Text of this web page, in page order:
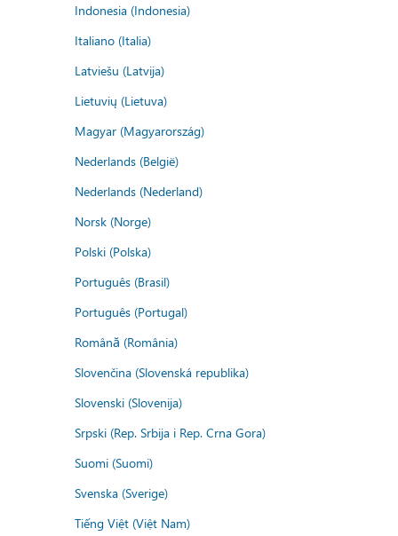
Indonesia (Indonesia)
Italiano (Italia)
Latviešu (Latvija)
Lietuvių (Lietuva)
Magyar (Magyarország)
Nederlands (België)
Nederlands (Nederland)
Norsk (Norge)
Polski (Polska)
Português (Brasil)
Português (Portugal)
Română (România)
Slovenčina (Slovenská republika)
Slovenski (Slovenija)
Srpski (Rep. Srbija i Rep. Crna Gora)
Suomi (Suomi)
Svenska (Sverige)
Tiếng Việt (Việt Nam)